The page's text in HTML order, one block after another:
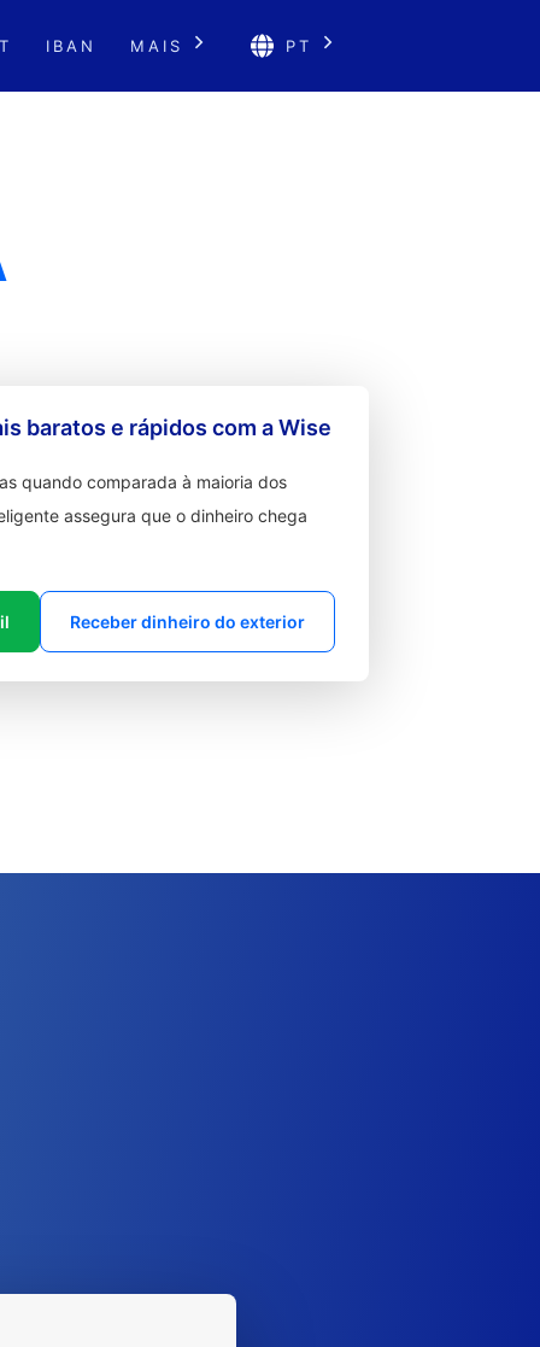
IBAN MAIS PT
baratos e rápidos com a Wise
quando comparada à maioria dos
assegura que o dinheiro chega
Receber dinheiro do exterior